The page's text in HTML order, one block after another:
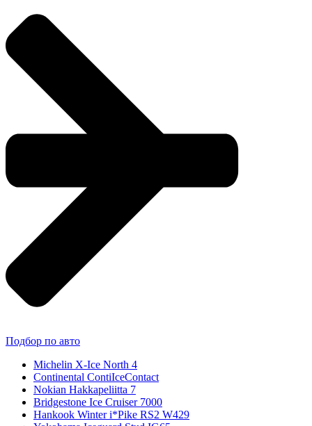
Подбор по авто
Michelin X-Ice North 4
Continental ContiIceContact
Nokian Hakkapeliitta 7
Bridgestone Ice Cruiser 7000
Hankook Winter i*Pike RS2 W429